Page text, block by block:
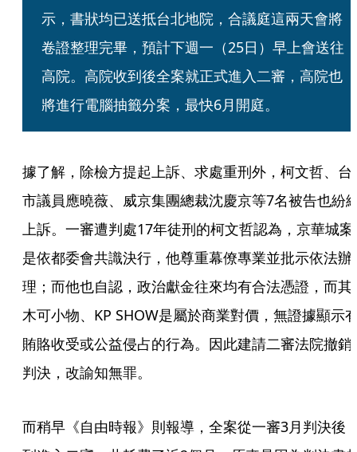
示，書狀均已送抵台北地院，合議庭這兩天會將
卷證整理完畢，預計下週一（25日）早上會送往
高院。高院收到後全案就正式進入二審，高院也
將進行電腦抽籤分案，最快6月開庭。
據了解，除檢方提起上訴、求處重刑外，柯文哲、台
市議員應曉薇、威京集團總裁沈慶京等7名被告也紛
上訴。一審遭判處17年徒刑的柯文哲認為，京華城案
是依都委會共識決行，他尊重幕僚專業並批示依法辦
理；而他也自認，政治獻金往來均有合法憑證，而其
木可小物、KP SHOW是屬於商業對價，無證據顯示
賄賂收受或公益侵占的行為。因此建請二審法院撤銷
判決，改諭知無罪。
而稍早《自由時報》則報導，全案從一審3月判決後